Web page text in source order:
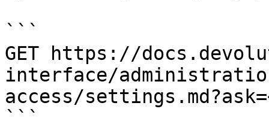
```
GET https://
interface/
access/
```